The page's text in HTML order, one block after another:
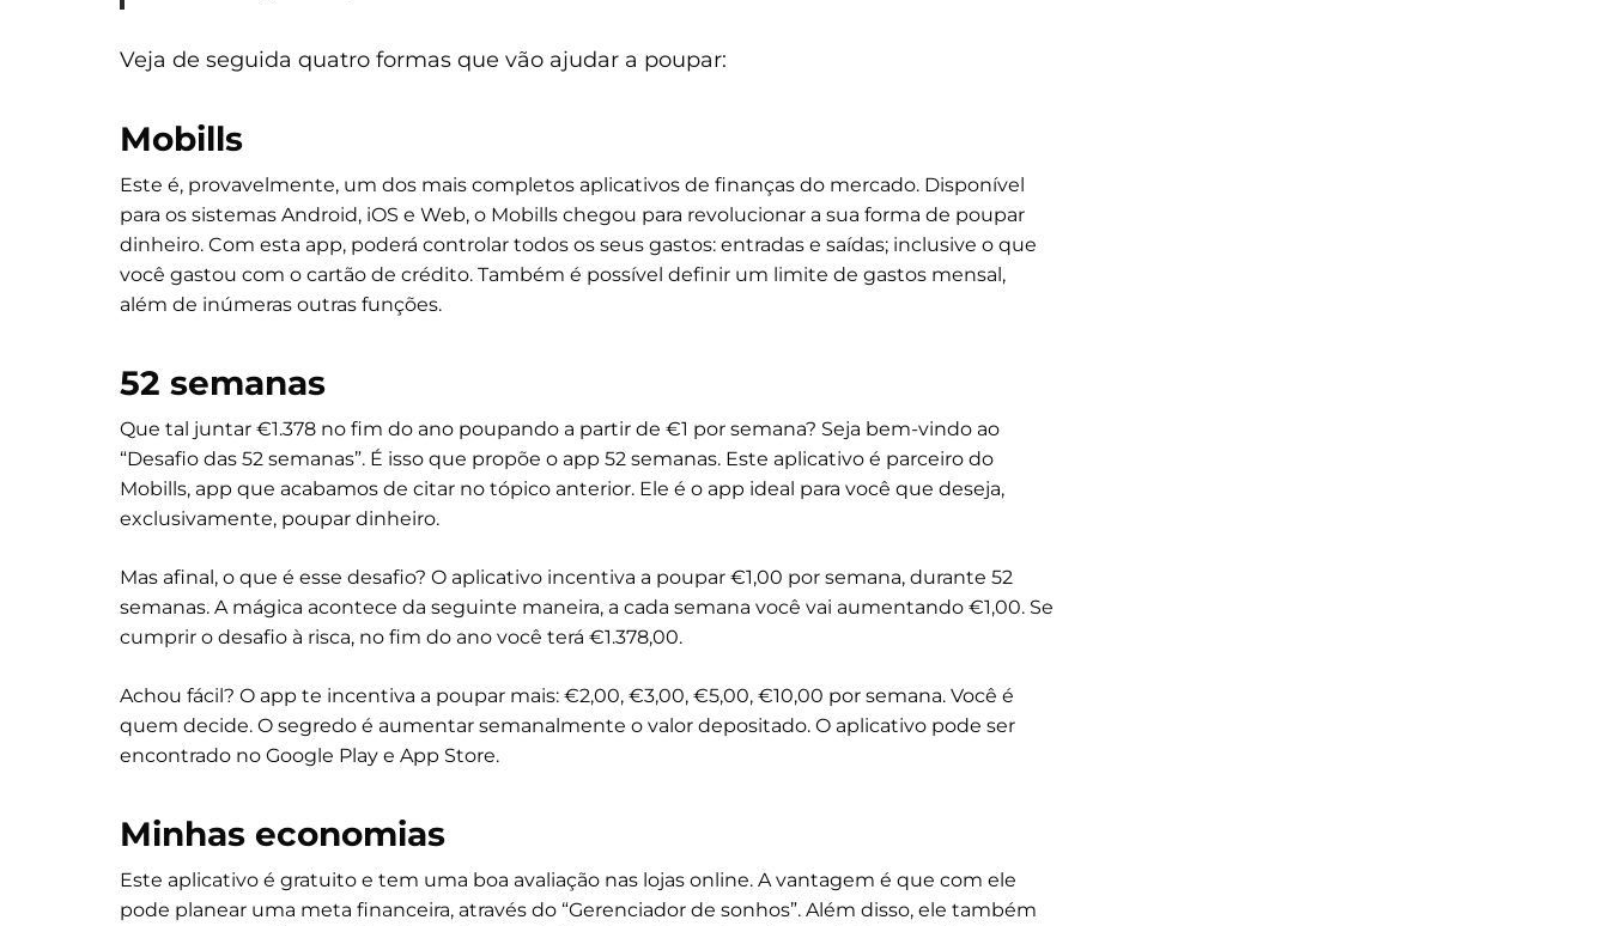
Veja de seguida quatro formas que vão ajudar a poupar:
Mobills
Este é, provavelmente, um dos mais completos aplicativos de finanças do mercado. Disponível
para os sistemas Android, iOS e Web, o Mobills chegou para revolucionar a sua forma de poupar
dinheiro. Com esta app, poderá controlar todos os seus gastos: entradas e saídas; inclusive o que
você gastou com o cartão de crédito. Também é possível definir um limite de gastos mensal,
além de inúmeras outras funções.
52 semanas
Que tal juntar €1.378 no fim do ano poupando a partir de €1 por semana? Seja bem-vindo ao
“Desafio das 52 semanas”. É isso que propõe o app 52 semanas. Este aplicativo é parceiro do
Mobills, app que acabamos de citar no tópico anterior. Ele é o app ideal para você que deseja,
exclusivamente, poupar dinheiro.
Mas afinal, o que é esse desafio? O aplicativo incentiva a poupar €1,00 por semana, durante 52
semanas. A mágica acontece da seguinte maneira, a cada semana você vai aumentando €1,00. Se
cumprir o desafio à risca, no fim do ano você terá €1.378,00.
Achou fácil? O app te incentiva a poupar mais: €2,00, €3,00, €5,00, €10,00 por semana. Você é
quem decide. O segredo é aumentar semanalmente o valor depositado. O aplicativo pode ser
encontrado no Google Play e App Store.
Minhas economias
Este aplicativo é gratuito e tem uma boa avaliação nas lojas online. A vantagem é que com ele
pode planear uma meta financeira, através do “Gerenciador de sonhos”. Além disso, ele também